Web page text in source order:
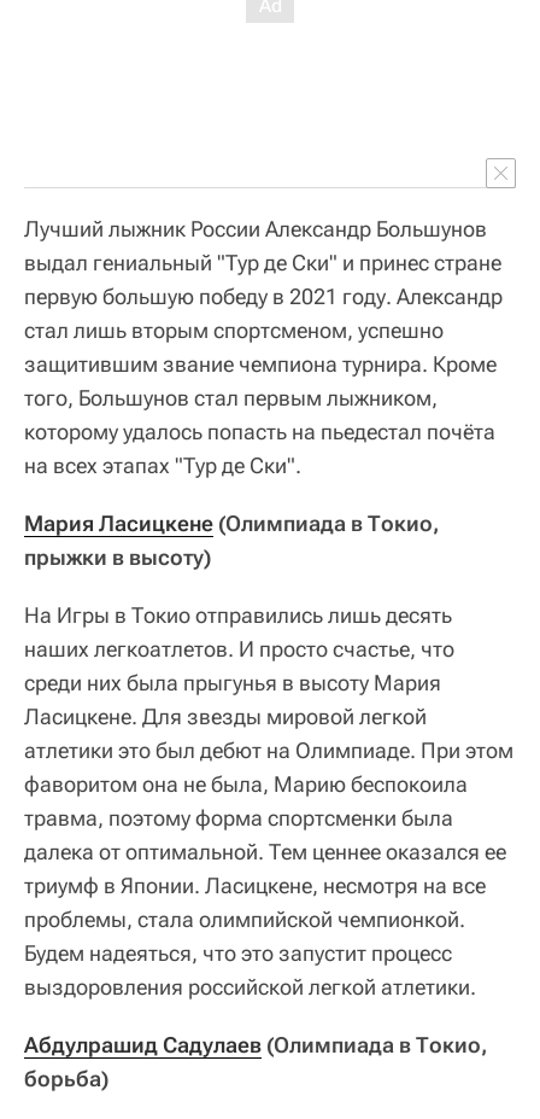
Лучший лыжник России Александр Большунов
выдал гениальный "Тур де Ски" и принес стране
первую большую победу в 2021 году. Александр
стал лишь вторым спортсменом, успешно
защитившим звание чемпиона турнира. Кроме
того, Большунов стал первым лыжником,
которому удалось попасть на пьедестал почёта
на всех этапах "Тур де Ски".
Мария Ласицкене (Олимпиада в Токио,
прыжки в высоту)
На Игры в Токио отправились лишь десять
наших легкоатлетов. И просто счастье, что
среди них была прыгунья в высоту Мария
Ласицкене. Для звезды мировой легкой
атлетики это был дебют на Олимпиаде. При этом
фаворитом она не была, Марию беспокоила
травма, поэтому форма спортсменки была
далека от оптимальной. Тем ценнее оказался ее
триумф в Японии. Ласицкене, несмотря на все
проблемы, стала олимпийской чемпионкой.
Будем надеяться, что это запустит процесс
выздоровления российской легкой атлетики.
Абдулрашид Садулаев (Олимпиада в Токио,
борьба)